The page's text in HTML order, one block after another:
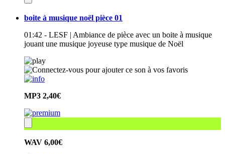
boite à musique noël pièce 01
01:42 - LESF | Ambiance de pièce avec un boite à musique
jouant une musique joyeuse type musique de Noël
MP3 2,40€
WAV 6,00€